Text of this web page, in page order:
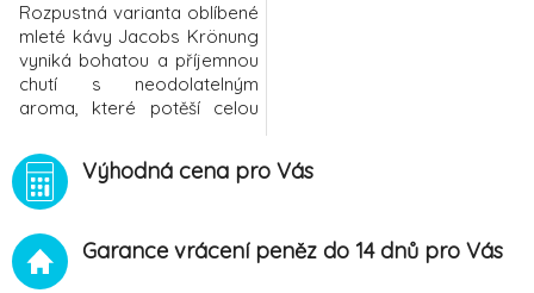
Rozpustná varianta oblíbené
mleté kávy Jacobs Krönung
vyniká bohatou a příjemnou
chutí s neodolatelným
aroma, které potěší celou
návštěvy. Káva je
zpracována speciální
metodou vymražování a
variantě bez mléka.
Výhodná cena pro Vás
Garance vrácení peněz do 14 dnů pro Vás